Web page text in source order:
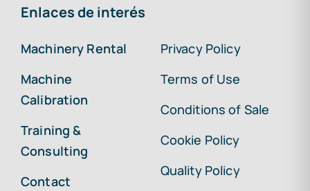
Enlaces de interés
Machinery Rental
Machine
Calibration
Training &
Consulting
Contact
Privacy Policy
Terms of Use
Conditions of Sale
Cookie Policy
Quality Policy